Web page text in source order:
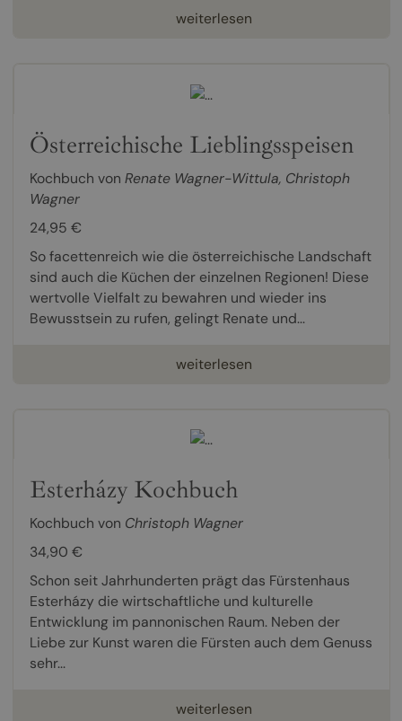
weiterlesen
Österreichische Lieblingsspeisen
Kochbuch von Renate Wagner-Wittula, Christoph
Wagner
24,95 €
So facettenreich wie die österreichische Landschaft
sind auch die Küchen der einzelnen Regionen! Diese
wertvolle Vielfalt zu bewahren und wieder ins
Bewusstsein zu rufen, gelingt Renate und...
weiterlesen
Esterházy Kochbuch
Kochbuch von Christoph Wagner
34,90 €
Schon seit Jahrhunderten prägt das Fürstenhaus
Esterházy die wirtschaftliche und kulturelle
Entwicklung im pannonischen Raum. Neben der
Liebe zur Kunst waren die Fürsten auch dem Genuss
sehr...
weiterlesen